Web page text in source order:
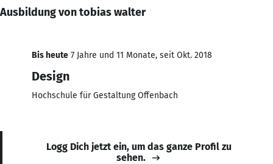
Ausbildung von tobias walter
Bis heute 7 Jahre und 11 Monate, seit Okt. 2018
Design
Hochschule für Gestaltung Offenbach
Logg Dich jetzt ein, um das ganze Profil zu
sehen.